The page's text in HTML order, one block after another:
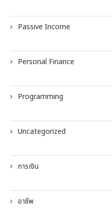
Passive Income
Personal Finance
Programming
Uncategorized
การเงิน
อาชีพ